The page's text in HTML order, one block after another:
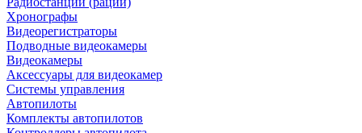
Хронографы
Видеорегистраторы
Подводные видеокамеры
Видеокамеры
Аксессуары для видеокамер
Системы управления
Автопилоты
Комплекты автопилотов